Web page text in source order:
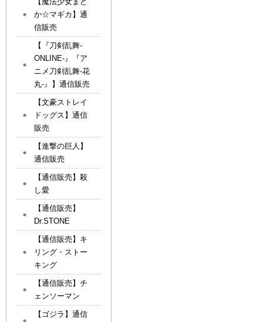
か☆マギカ】通
信販売
【『刀剣乱舞-
ONLINE-』『ア
ニメ刀剣乱舞-花
丸-』】通信販売
【文豪ストレイ
ドッグス】通信
販売
【進撃の巨人】
通信販売
【通信販売】殺
し愛
【通信販売】
Dr.STONE
【通信販売】キ
リング・ストー
キング
【通信販売】チ
ェンソーマン
【ゴジラ】通信